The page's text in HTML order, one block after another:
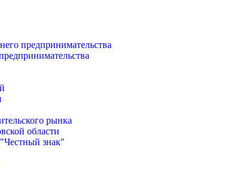
предпринимательства
рынка
области
"Честный знак"